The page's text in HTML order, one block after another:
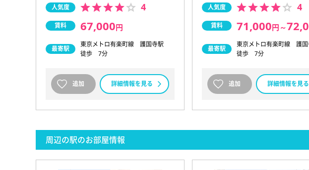
人気度 4
賃料 67,000円
最寄駅
東京メトロ有楽町線 護国寺駅
徒歩 7分
追加 詳細情報を見る
人気度 4
賃料 71,000円 ～
最寄駅
東京メトロ有楽町線 護
徒歩 7分
追加 詳細情報を見る
周辺の駅のお部屋情報